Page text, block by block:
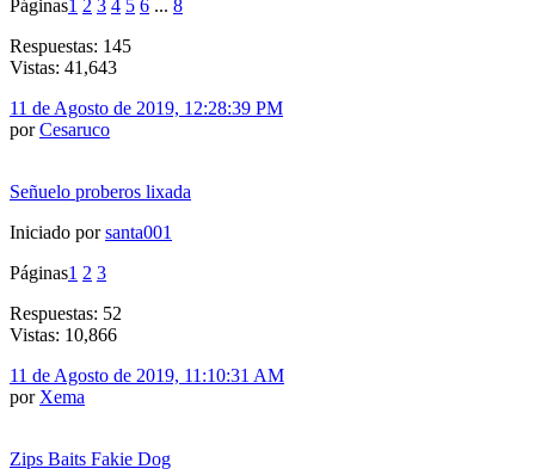
Páginas1 2 3 4 5 6 ... 8
Respuestas: 145
Vistas: 41,643
11 de Agosto de 2019, 12:28:39 PM
porCesaruco
Señuelo proberos lixada
Iniciado porsanta001
Páginas1 2 3
Respuestas: 52
Vistas: 10,866
11 de Agosto de 2019, 11:10:31 AM
por Xema
Zips Baits Fakie Dog